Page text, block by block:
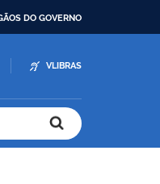
DO GOVERNO
VLIBRAS